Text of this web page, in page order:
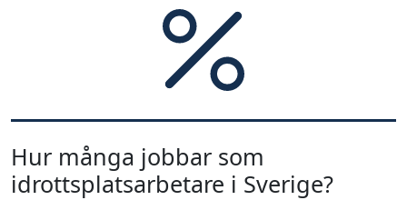
Hur många jobbar som
idrottsplatsarbetare i Sverige?